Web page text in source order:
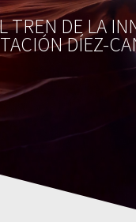
TREN DE LA
DÍEZ-